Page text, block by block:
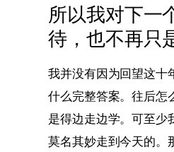
所以我对下一
待，也不再只
我并没有因为回望这十
什么完整答案。往后怎
是得边走边学。可至少
莫名其妙走到今天的。